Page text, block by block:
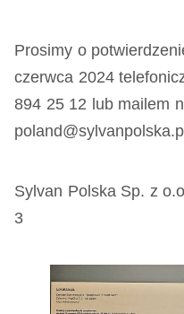
Prosimy o
czerwca 2024
894 25 12 lub mailem
poland@sylvanpolska.pl
Sylvan Polska Sp. z
3